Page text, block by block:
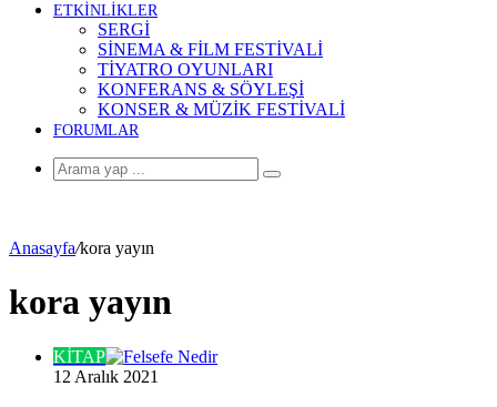
ETKİNLİKLER
SERGİ
SİNEMA & FİLM FESTİVALİ
TİYATRO OYUNLARI
KONFERANS & SÖYLEŞİ
KONSER & MÜZİK FESTİVALİ
FORUMLAR
Arama
Anasayfa/kora yayın
kora yayın
KİTAP
12 Aralık 2021